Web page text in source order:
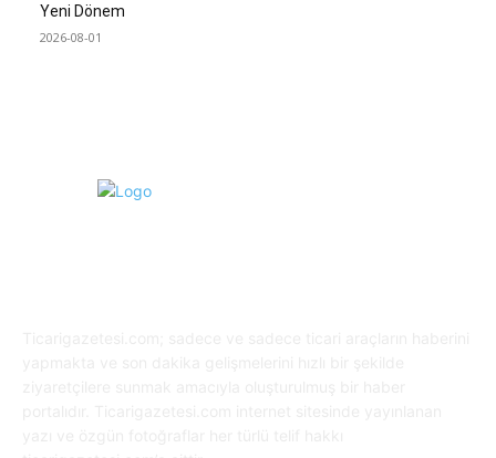
Yeni Dönem
2026-08-01